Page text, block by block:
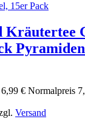
Kräutertee
6,99 € Normal­preis
Versand